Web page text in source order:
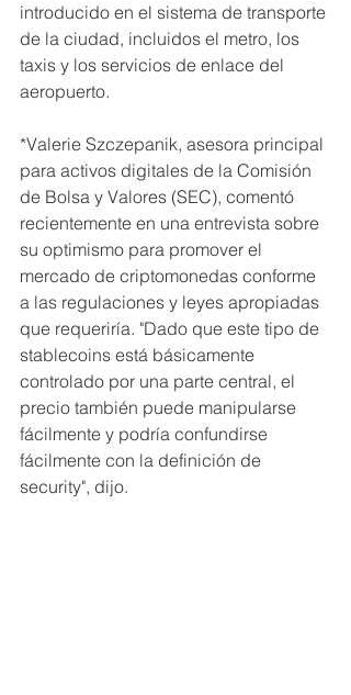
introducido en el sistema de transporte
de la ciudad, incluidos el metro, los
taxis y los servicios de enlace del
aeropuerto.
*Valerie Szczepanik, asesora principal
para activos digitales de la Comisión
de Bolsa y Valores (SEC), comentó
recientemente en una entrevista sobre
su optimismo para promover el
mercado de criptomonedas conforme
a las regulaciones y leyes apropiadas
que requeriría. "Dado que este tipo de
stablecoins está básicamente
controlado por una parte central, el
precio también puede manipularse
fácilmente y podría confundirse
fácilmente con la definición de
security", dijo.